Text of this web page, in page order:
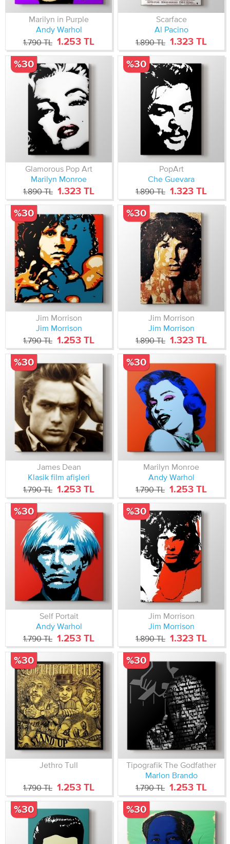
Marilyn in Purple
Andy Warhol
1.790 TL 1.253 TL
Scarface
Al Pacino
1.890 TL 1.323 TL
Glamorous Pop Art
Marilyn Monroe
1.890 TL 1.323 TL
%30
PopArt
Che Guevara
1.890 TL 1.323 TL
%30
Jim Morrison
Jim Morrison
1.790 TL 1.253 TL
%30
Jim Morrison
Jim Morrison
1.890 TL 1.323 TL
%30
James Dean
Klasik film afişleri
1.790 TL 1.253 TL
%30
Marilyn Monroe
Andy Warhol
1.790 TL 1.253 TL
%30
Self Portait
Andy Warhol
1.790 TL 1.253 TL
%30
Jim Morrison
Jim Morrison
1.890 TL 1.323 TL
%30
Jethro Tull
1.790 TL 1.253 TL
%30
Tipografik The Godfather
Marlon Brando
1.790 TL 1.253 TL
%30
%30 %30